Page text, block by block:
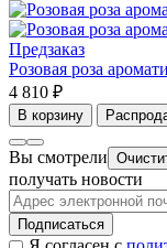
Предзаказ
Розовая роза
4 810 ₽
В корзину
Вы смотрели
получать новости
Подписаться